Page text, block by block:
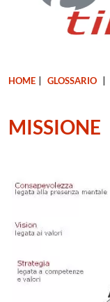
HOME GLOSSARIO
MISSIONE